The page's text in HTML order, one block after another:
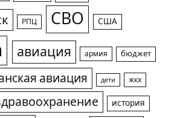
РПЦ СВО США
авиация армия бюджет
авиация дети жкх
история